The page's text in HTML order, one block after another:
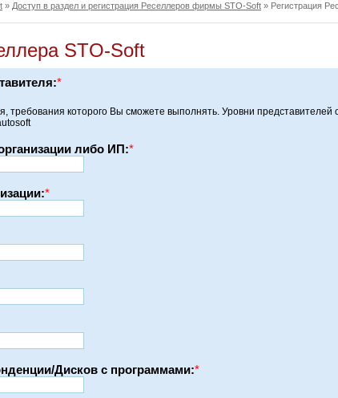
» Доступ в раздел и регистрация Реселлеров фирмы STO-Soft » Регистрация
STO-Soft
*
требования которого Вы сможете выполнять. Уровни представителей
либо ИП:*
*
Дисков с программами:*